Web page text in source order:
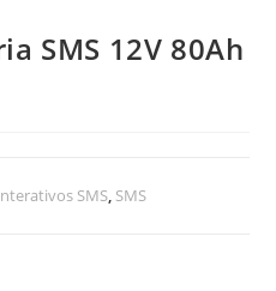
SMS 12V 80Ah
SMS, SMS